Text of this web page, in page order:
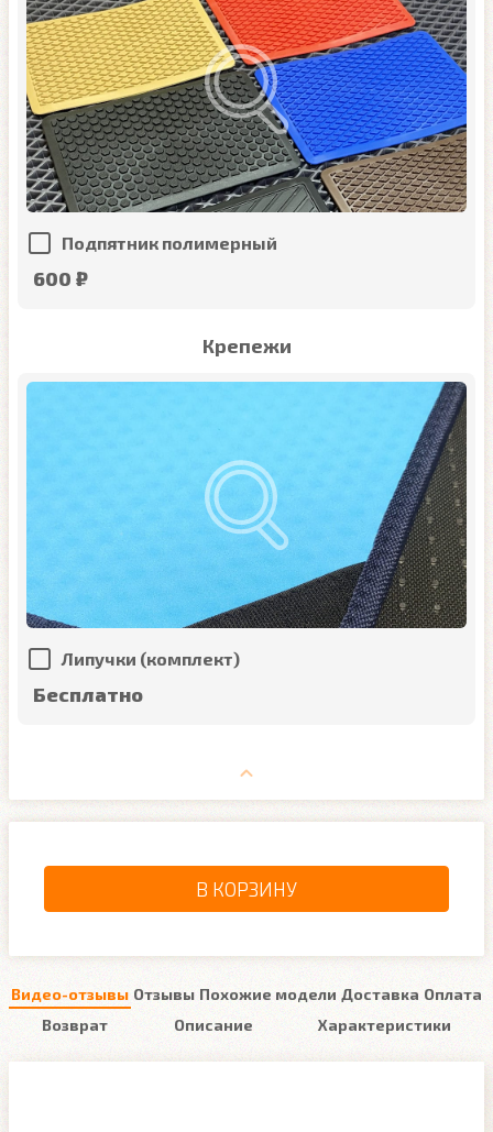
Подпятник полимерный
600 ₽
Крепежи
Липучки (комплект)
Бесплатно
В КОРЗИНУ
Видео-отзывы Отзывы Похожие модели Доставка Оплата
Возврат
Описание Характеристики